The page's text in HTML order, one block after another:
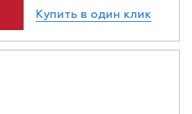
Купить в один клик